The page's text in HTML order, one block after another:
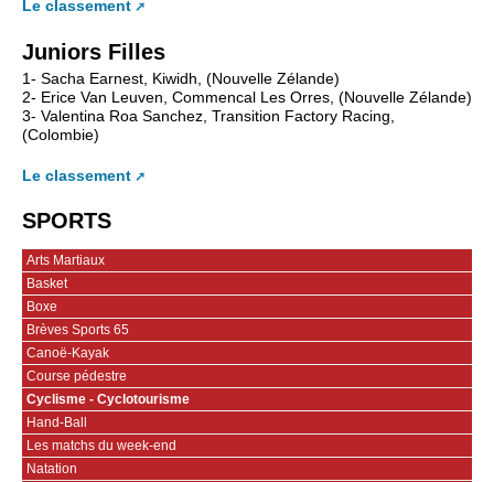
Le classement
Juniors Filles
1- Sacha Earnest, Kiwidh, (Nouvelle Zélande)
2- Erice Van Leuven, Commencal Les Orres, (Nouvelle Zélande)
3- Valentina Roa Sanchez, Transition Factory Racing,
(Colombie)
Le classement
SPORTS
Arts Martiaux
Basket
Boxe
Brèves Sports 65
Canoë-Kayak
Course pédestre
Cyclisme - Cyclotourisme
Hand-Ball
Les matchs du week-end
Natation